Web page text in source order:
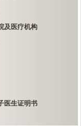
及医疗机构
医生证明书